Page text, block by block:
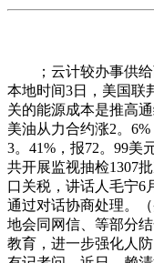
；云计较办事供给商
本地时间3日，美国联
关的能源成本是推高
美油从力合约涨2。
3。41%，报72。99
共开展监视抽检1307
口关税，讲话人毛宁6
通过对话协商处理。
地会同网信、等部分
教育，进一步强化人